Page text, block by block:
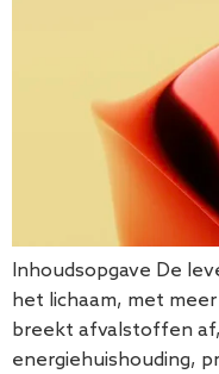
Inhoudsopgave De
het lichaam, met
breekt afvalstoffen
energiehuishouding,